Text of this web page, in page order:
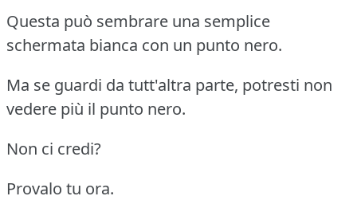
Questa può sembrare una semplice
schermata bianca con un punto nero.
Ma se guardi da tutt'altra parte, potresti non
vedere più il punto nero.
Non ci credi?
Provalo tu ora.